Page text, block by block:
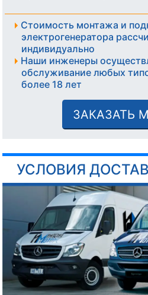
Стоимость монтажа и
электрогенератора
индивидуально
Наши инженеры
обслуживание любых
более 18 лет
ЗАКАЗАТЬ
УСЛОВИЯ